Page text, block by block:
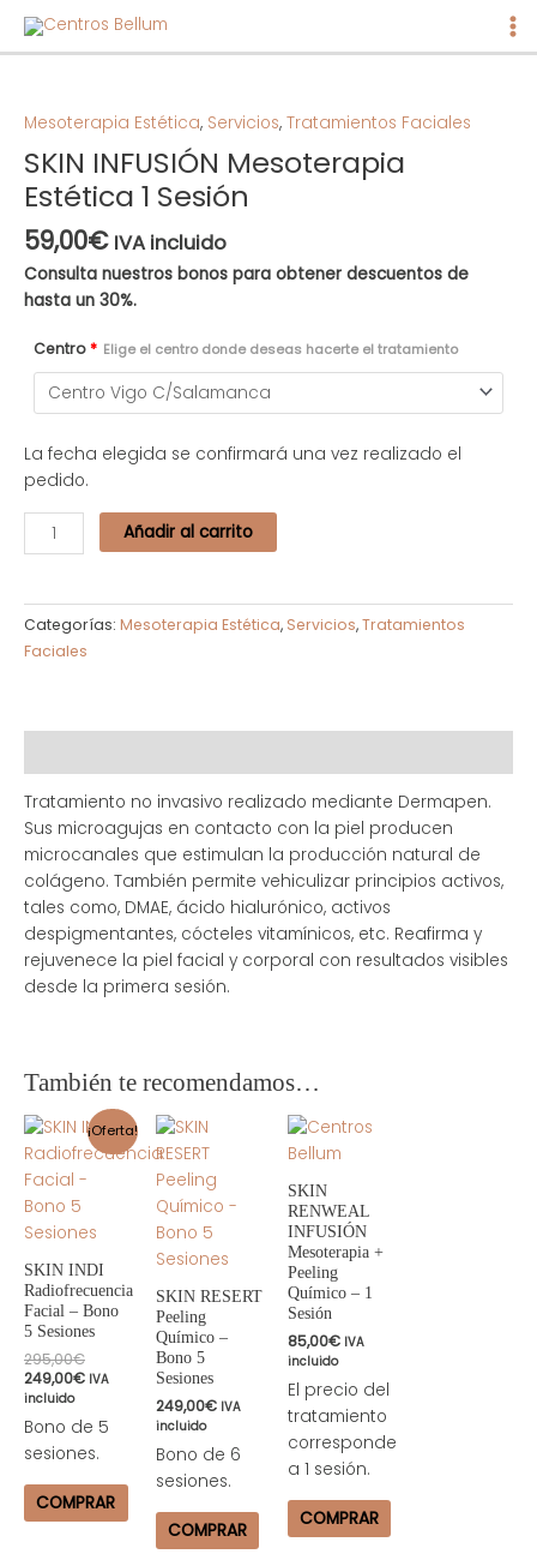
Mesoterapia Estética, Servicios, Tratamientos Faciales
SKIN INFUSIÓN Mesoterapia
Estética 1 Sesión
59,00€ IVA incluido
Consulta nuestros bonos para obtener descuentos de
hasta un 30%.
Centro* Elige el centro donde deseas hacerte el tratamiento
La fecha elegida se confirmará una vez realizado el
pedido.
Mesoterapia
1
Sesión
cantidad
Añadir al carrito
Categorías: Mesoterapia Estética, Servicios,Tratamientos
Faciales
Tratamiento no invasivo realizado mediante Dermapen.
Sus microagujas en contacto con la piel producen
microcanales que estimulan la producción natural de
colágeno. También permite vehiculizar principios activos,
tales como, DMAE, ácido hialurónico, activos
despigmentantes, cócteles vitamínicos, etc. Reafirma y
rejuvenece la piel facial y corporal con resultados visibles
desde la primera sesión.
También te recomendamos…
¡Oferta!
SKIN INDI
Radiofrecuencia
Facial – Bono
5 Sesiones
295,00€
El
precio
original
era:
249,00€
El
precio
actual
es:
IVA
incluido
Bono de 5
sesiones.
COMPRAR
SKIN RESERT
Peeling
Químico –
Bono 5
Sesiones
249,00€ IVA
incluido
Bono de 6
sesiones.
COMPRAR
SKIN
RENWEAL
INFUSIÓN
Mesoterapia +
Peeling
Químico – 1
Sesión
85,00€ IVA
incluido
El precio del
tratamiento
corresponde
a 1 sesión.
COMPRAR